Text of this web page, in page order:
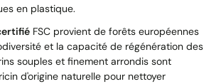
en plastique.
FSC provient de forêts européennes
et la capacité de régénération des
souples et finement arrondis sont
d'origine naturelle pour nettoyer